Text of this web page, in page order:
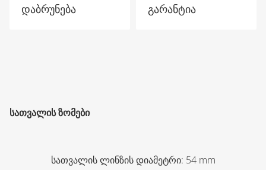
დაბრუნება
გარანტია
ᲡᲐᲗᲕᲐᲚᲘᲡ ᲖᲝᲛᲔᲑᲘ
სათვალის ლინზის დიამეტრი: 54 mm